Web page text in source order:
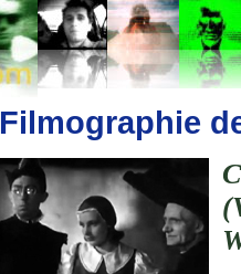
Filmographie